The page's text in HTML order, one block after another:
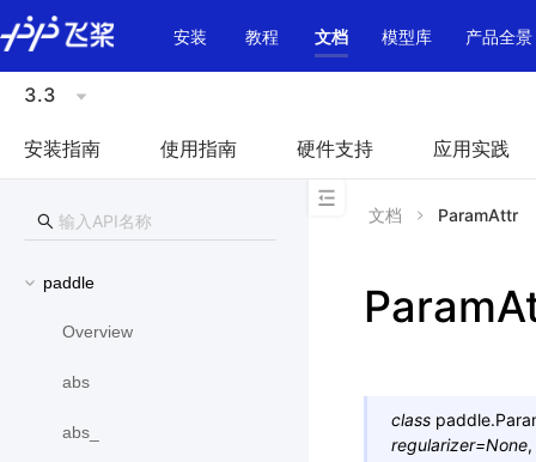
\u200E
安装
教程 文档 模型库 产品全景
3.3
安装指南 使用指南 硬件支持 应用实践
paddle
Overview
abs
abs_
文档 ParamAttr
class paddle.
regularizer=None,